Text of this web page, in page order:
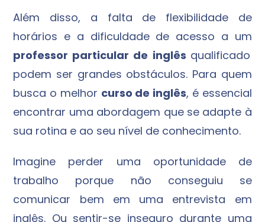
Além disso, a falta de flexibilidade de
horários e a dificuldade de acesso a um
professor particular de inglês qualificado
podem ser grandes obstáculos. Para quem
busca o melhor curso de inglês, é essencial
encontrar uma abordagem que se adapte à
sua rotina e ao seu nível de conhecimento.
Imagine perder uma oportunidade de
trabalho porque não conseguiu se
comunicar bem em uma entrevista em
inglês. Ou sentir-se inseguro durante uma